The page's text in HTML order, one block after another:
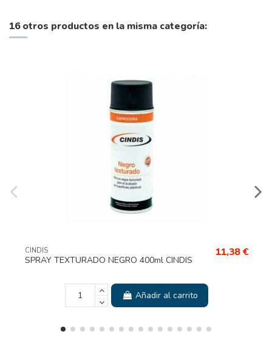
16 otros productos en la misma categoría:
TEXTURADO NEGRO 400ml CINDIS
Añadir al carrito
CINDIS